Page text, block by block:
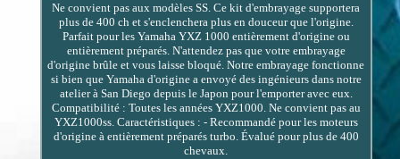
Ne convient pas aux modèles SS. Ce kit d'embrayage supportera
plus de 400 ch et s'enclenchera plus en douceur que l'origine.
Parfait pour les Yamaha YXZ 1000 entièrement d'origine ou
entièrement préparés. N'attendez pas que votre embrayage
d'origine brûle et vous laisse bloqué. Notre embrayage fonctionne
si bien que Yamaha d'origine a envoyé des ingénieurs dans notre
atelier à San Diego depuis le Japon pour l'emporter avec eux.
Compatibilité : Toutes les années YXZ1000. Ne convient pas au
YXZ1000ss. Caractéristiques : - Recommandé pour les moteurs
d'origine à entièrement préparés turbo. Évalué pour plus de 400
chevaux.